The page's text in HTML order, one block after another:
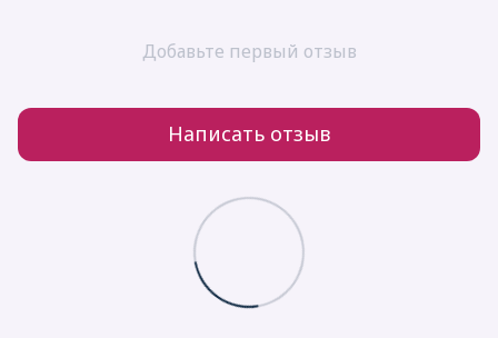
Добавьте первый отзыв
Написать отзыв